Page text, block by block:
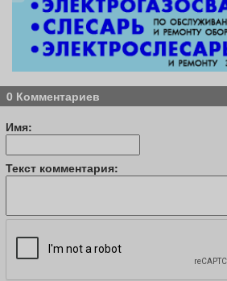
0 Комментариев
Имя:
Текст комментария: